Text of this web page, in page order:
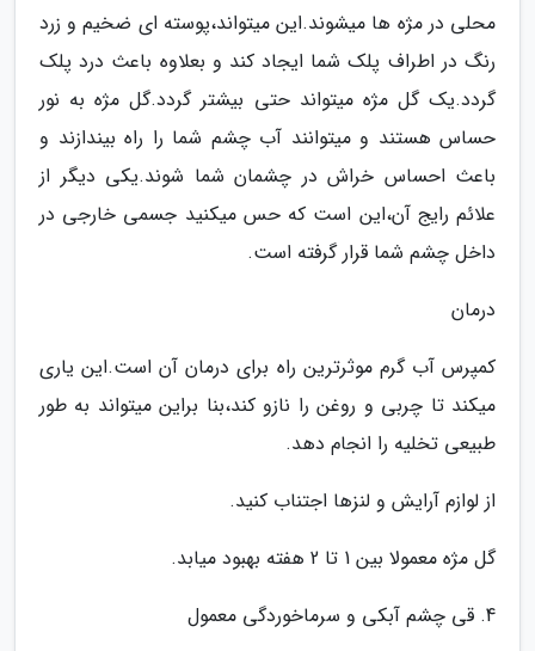
محلی در مژه ها میشوند.این میتواند،پوسته ای ضخیم و زرد
رنگ در اطراف پلک شما ایجاد کند و بعلاوه باعث درد پلک
گردد.یک گل مژه میتواند حتی بیشتر گردد.گل مژه به نور
حساس هستند و میتوانند آب چشم شما را راه بیندازند و
باعث احساس خراش در چشمان شما شوند.یکی دیگر از
علائم رایج آن،این است که حس میکنید جسمی خارجی در
داخل چشم شما قرار گرفته است.
درمان
کمپرس آب گرم موثرترین راه برای درمان آن است.این یاری
میکند تا چربی و روغن را نازو کند،بنا براین میتواند به طور
طبیعی تخلیه را انجام دهد.
از لوازم آرایش و لنزها اجتناب کنید.
گل مژه معمولا بین 1 تا 2 هفته بهبود میابد.
4. قی چشم آبکی و سرماخوردگی معمول